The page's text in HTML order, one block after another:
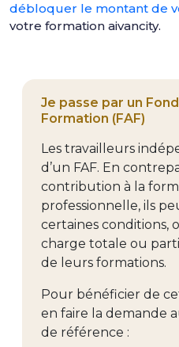
débloquer le montant de
votre formation aivancity.
Je passe par un
Formation (FAF)
Les travailleurs
d’un FAF. En
contribution à la
professionnelle, ils
certaines conditions,
charge totale ou
de leurs formations.
Pour bénéficier de
en faire la demande
de référence :